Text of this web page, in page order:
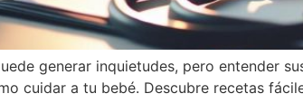
generar inquietudes, pero entender
cuidar a tu bebé. Descubre recetas